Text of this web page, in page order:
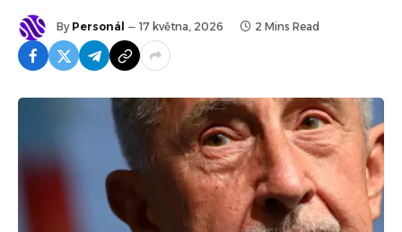
By Personál 17 května, 2026 2 Mins Read